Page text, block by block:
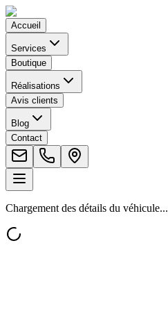
Accueil
Services
Boutique
Réalisations
Avis clients
Blog
Contact
Chargement des détails du véhicule...